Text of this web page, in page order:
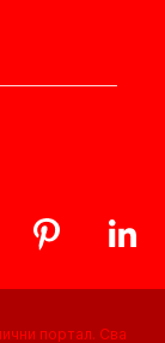
портал. Сва